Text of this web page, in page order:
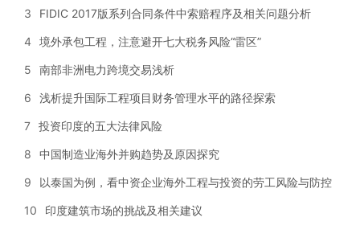
3 FIDIC 2017版系列合同条件中索赔程序及相关问题分析
4 境外承包工程，注意避开七大税务风险“雷区”
5 南部非洲电力跨境交易浅析
6 浅析提升国际工程项目财务管理水平的路径探索
7 投资印度的五大法律风险
8 中国制造业海外并购趋势及原因探究
9 以泰国为例，看中资企业海外工程与投资的劳工风险与防控
10 印度建筑市场的挑战及相关建议